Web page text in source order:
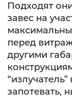
Подходят
завес на
перед
другими
запотевать,